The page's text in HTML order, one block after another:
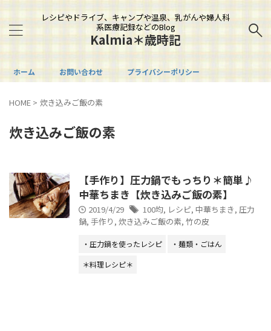
レシピやドライブ、キャンプや温泉、乳がんや婦人科
系医療記録などのBlog
Kalmia＊歳時記
ホーム お問い合わせ プライバシーポリシー
HOME > 炊き込みご飯の素
炊き込みご飯の素
【手作り】圧力鍋でもっちり＊簡単♪
中華ちまき【炊き込みご飯の素】
2019/4/29 100均, レシピ, 中華ちまき, 圧力
鍋, 手作り , 炊き込みご飯の素, 竹の皮
・圧力鍋を使ったレシピ
・麺類・ごはん
＊料理レシピ＊